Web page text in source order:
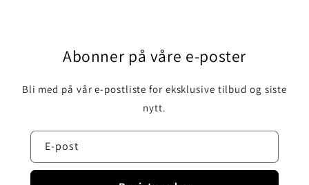
Abonner på våre e-poster
Bli med på vår e-postliste for eksklusive tilbud og siste
nytt.
E-post